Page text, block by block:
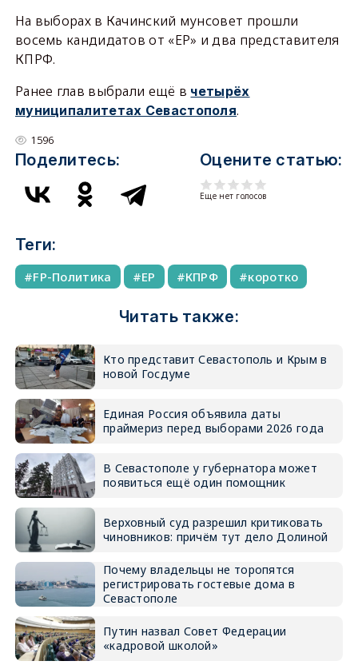
На выборах в Качинский мунсовет прошли
восемь кандидатов от «ЕР» и два представителя
КПРФ.
Ранее глав выбрали ещё в четырёх
муниципалитетах Севастополя.
1596
Поделитесь: Оцените статью:
Еще нет голосов
Теги:
FP-Политика ЕР КПРФ коротко
Читать также:
Кто представит Севастополь и Крым в
новой Госдуме
Единая Россия объявила даты
праймериз перед выборами 2026 года
В Севастополе у губернатора может
появиться ещё один помощник
Верховный суд разрешил критиковать
чиновников: причём тут дело Долиной
Почему владельцы не торопятся
регистрировать гостевые дома в
Севастополе
Путин назвал Совет Федерации
«кадровой школой»